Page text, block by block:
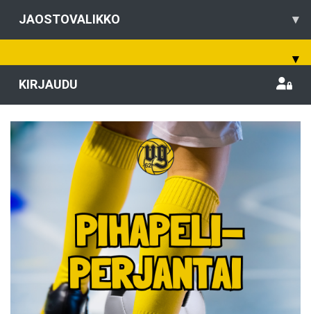
JAOSTOVALIKKO ▾
▾
KIRJAUDU